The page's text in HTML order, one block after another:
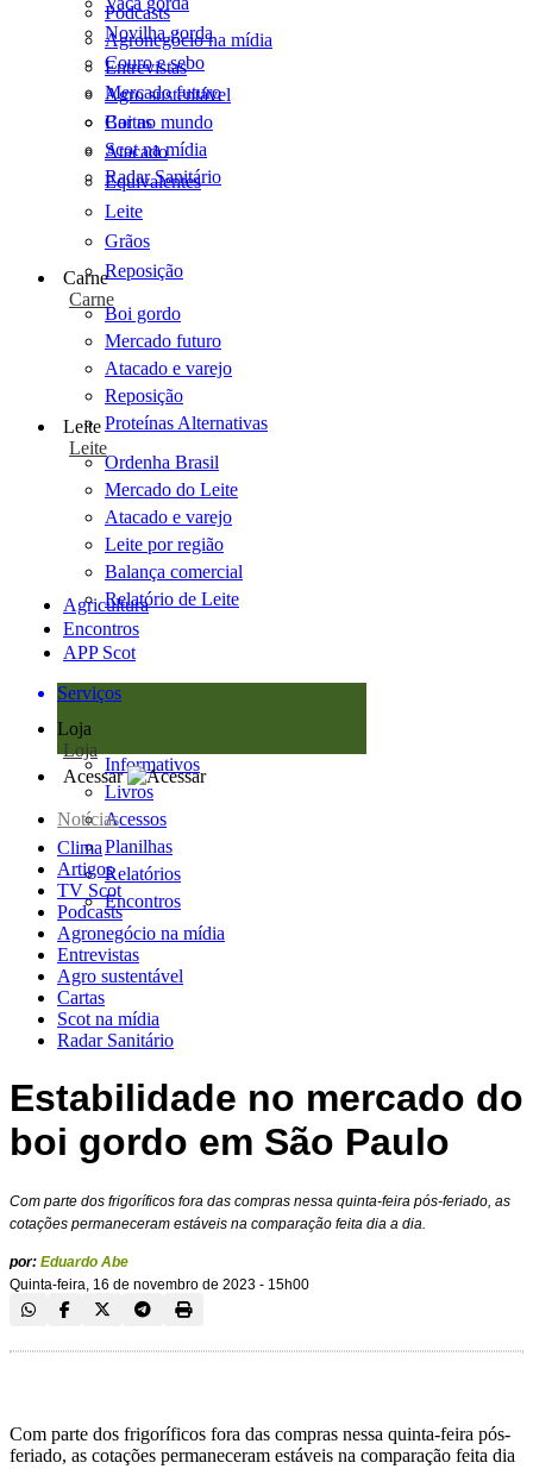
Podcasts
Agronegócio na mídia
Entrevistas
Agro sustentável
Cartas
Scot na mídia
Radar Sanitário
Novilha gorda
Couro e sebo
Mercado futuro
Boi no mundo
Atacado
Equivalentes
Leite
Grãos
Reposição
Carne
Carne
Boi gordo
Mercado futuro
Atacado e varejo
Reposição
Proteínas Alternativas
Leite
Leite
Ordenha Brasil
Mercado do Leite
Atacado e varejo
Leite por região
Balança comercial
Relatório de Leite
Agricultura
Encontros
APP Scot
Serviços
Loja
Loja
Informativos
Livros
Acessos
Planilhas
Relatórios
Encontros
Acessar
Notícias
Clima
Artigos
TV Scot
Podcasts
Agronegócio na mídia
Entrevistas
Agro sustentável
Cartas
Scot na mídia
Radar Sanitário
Estabilidade no mercado do
boi gordo em São Paulo
Com parte dos frigoríficos fora das compras nessa quinta-feira pós-feriado, as
cotações permaneceram estáveis na comparação feita dia a dia.
por: Eduardo Abe
Quinta-feira, 16 de novembro de 2023 - 15h00
Com parte dos frigoríficos fora das compras nessa quinta-feira pós-
feriado, as cotações permaneceram estáveis na comparação feita dia